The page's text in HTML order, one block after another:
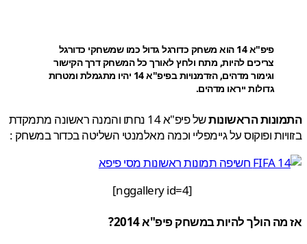
פיפ"א 14 הוא משחק כדורגל גדול כמו שמשחקי כדורגל
צריכים להיות, מתח ולחץ לאורך כל המשחק דרך הקישור
וגימור מדהים, הזדמנויות בפיפ"א 14 יהיו מתגמלת ומטרות
גדולות ייראו מדהים.
הראשונות
של פיפ"א 14 נחתו והמנה ראשונה מתמקדת
ופוקוס על גיימפליי וכמה מאלמנטי השליטה בכדור במשחק :
הולך להיות במשחק פיפ"א 2014?